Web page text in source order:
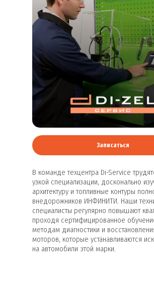
В команде техцентра Di-Service
узкой специализации, досконально
архитектуру и топливные контуры
внедорожников ИНФИНИТИ. Наши
специалисты регулярно повышают
проходя сертифицированное
методам диагностики и
моторов, которые устанавливаются
на автомобили этой марки.
Записаться